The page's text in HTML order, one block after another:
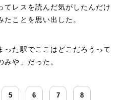
てレスを読んだ気がしたんだけ
ことを思い出した。
った駅でここはどこだろうって
みや」だった。
5 6 7 8